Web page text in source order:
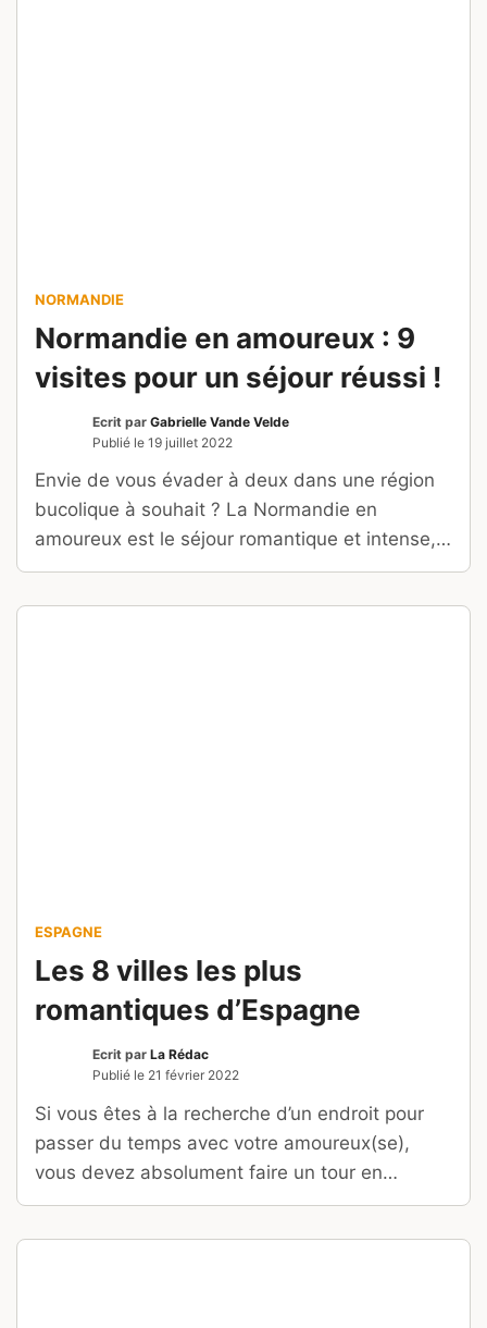
NORMANDIE
Normandie en amoureux : 9
visites pour un séjour réussi !
Ecrit par Gabrielle Vande Velde
Publié le 19 juillet 2022
Envie de vous évader à deux dans une région
bucolique à souhait ? La Normandie en
amoureux est le séjour romantique et intense,
tourné vers la mer et vers la terre, à ne pas
ESPAGNE
Les 8 villes les plus
romantiques d’Espagne
Ecrit par La Rédac
Publié le 21 février 2022
Si vous êtes à la recherche d’un endroit pour
passer du temps avec votre amoureux(se),
vous devez absolument faire un tour en
Espagne. Voici le top 8 des villes les plus